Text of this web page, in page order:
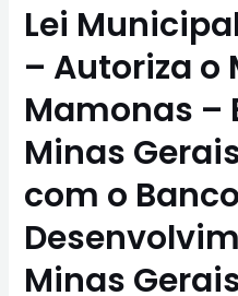
Lei
– Autoriza o
Mamonas –
Minas
com o
Minas